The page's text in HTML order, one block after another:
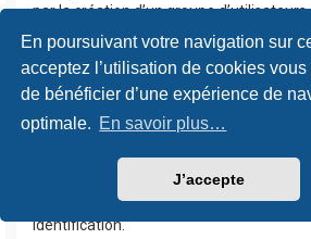
En poursuivant votre navigation sur
acceptez l’utilisation de cookies vous
de bénéficier d’une expérience de
optimale. En savoir plus…
J’accepte
par la création d’un groupe
contact devrait être un administrateur.
contacter en lui envoyant un message
Haut
apparaissent dans une couleur
Les administrateurs du forum peuvent
aux membres d’un groupe
identification.